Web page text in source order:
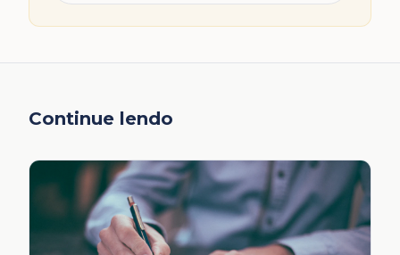
Continue lendo